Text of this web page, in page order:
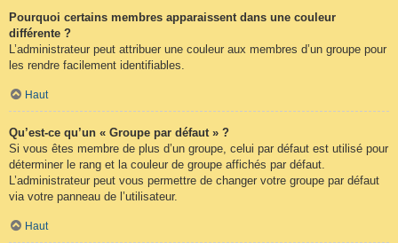
Pourquoi certains membres apparaissent dans une couleur
différente ?
L’administrateur peut attribuer une couleur aux membres d’un groupe pour
les rendre facilement identifiables.
Haut
Qu’est-ce qu’un « Groupe par défaut » ?
Si vous êtes membre de plus d’un groupe, celui par défaut est utilisé pour
déterminer le rang et la couleur de groupe affichés par défaut.
L’administrateur peut vous permettre de changer votre groupe par défaut
via votre panneau de l’utilisateur.
Haut